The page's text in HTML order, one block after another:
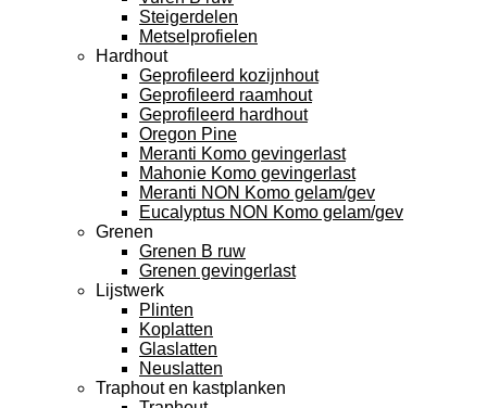
Steigerdelen
Metselprofielen
Hardhout
Geprofileerd kozijnhout
Geprofileerd raamhout
Geprofileerd hardhout
Oregon Pine
Meranti Komo gevingerlast
Mahonie Komo gevingerlast
Meranti NON Komo gelam/gev
Eucalyptus NON Komo gelam/gev
Grenen
Grenen B ruw
Grenen gevingerlast
Lijstwerk
Plinten
Koplatten
Glaslatten
Neuslatten
Traphout en kastplanken